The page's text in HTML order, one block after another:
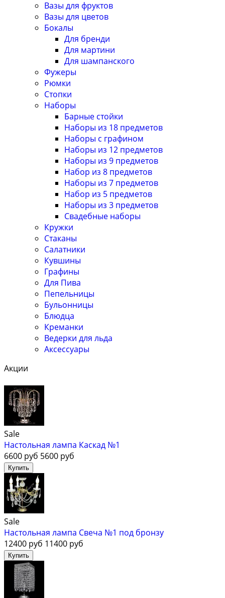
Вазы для фруктов
Вазы для цветов
Бокалы
Для бренди
Для мартини
Для шампанского
Фужеры
Рюмки
Стопки
Наборы
Барные стойки
Наборы из 18 предметов
Наборы с графином
Наборы из 12 предметов
Наборы из 9 предметов
Набор из 8 предметов
Наборы из 7 предметов
Набор из 5 предметов
Наборы из 3 предметов
Свадебные наборы
Кружки
Стаканы
Салатники
Кувшины
Графины
Для Пива
Пепельницы
Бульонницы
Блюдца
Креманки
Ведерки для льда
Аксессуары
Акции
Sale
Настольная лампа Каскад №1
6600 руб 5600 руб
Sale
Настольная лампа Свеча №1 под бронзу
12400 руб 11400 руб